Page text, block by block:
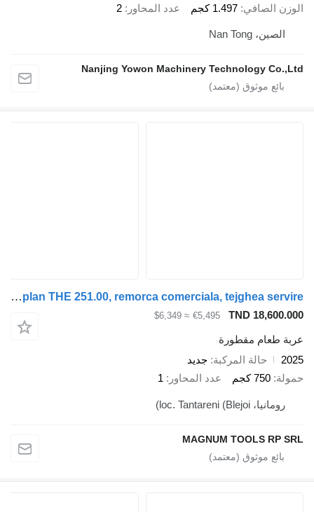
الوزن الصافي 1.497 كجم عدد المحاور 2
الصين، Nan Tong
Nanjing Yowon Machinery Technology Co.,Ltd
Tomplan THE 251.00, remorca comerciala, tejghea servire
TND 18,600.000
€5,495
≈ $6,349
عربة طعام مقطورة
2025
حالة المركبة جديد
حمولة 750 كجم عدد المحاور 1
رومانيا، loc. Tantareni (Blejoi)
MAGNUM TOOLS RP SRL